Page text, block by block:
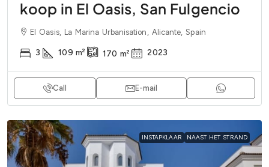
koop in El Oasis, San Fulgencio
El Oasis, La Marina Urbanisation, Alicante, Spain
3 109 m² 170 m² 2023
Call E-mail
INSTAPKLAAR NAAST HET STRAND